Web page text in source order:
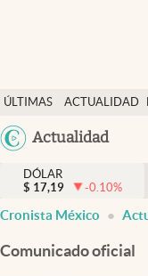
ÚLTIMAS
NOTICIAS
ACTUALIDAD
Actualidad
Actualidad
Finanzas y economía
Dólar y mercados
DÓLAR
$ 17,19 -0.10%
Cronista México
Comunicado oficial